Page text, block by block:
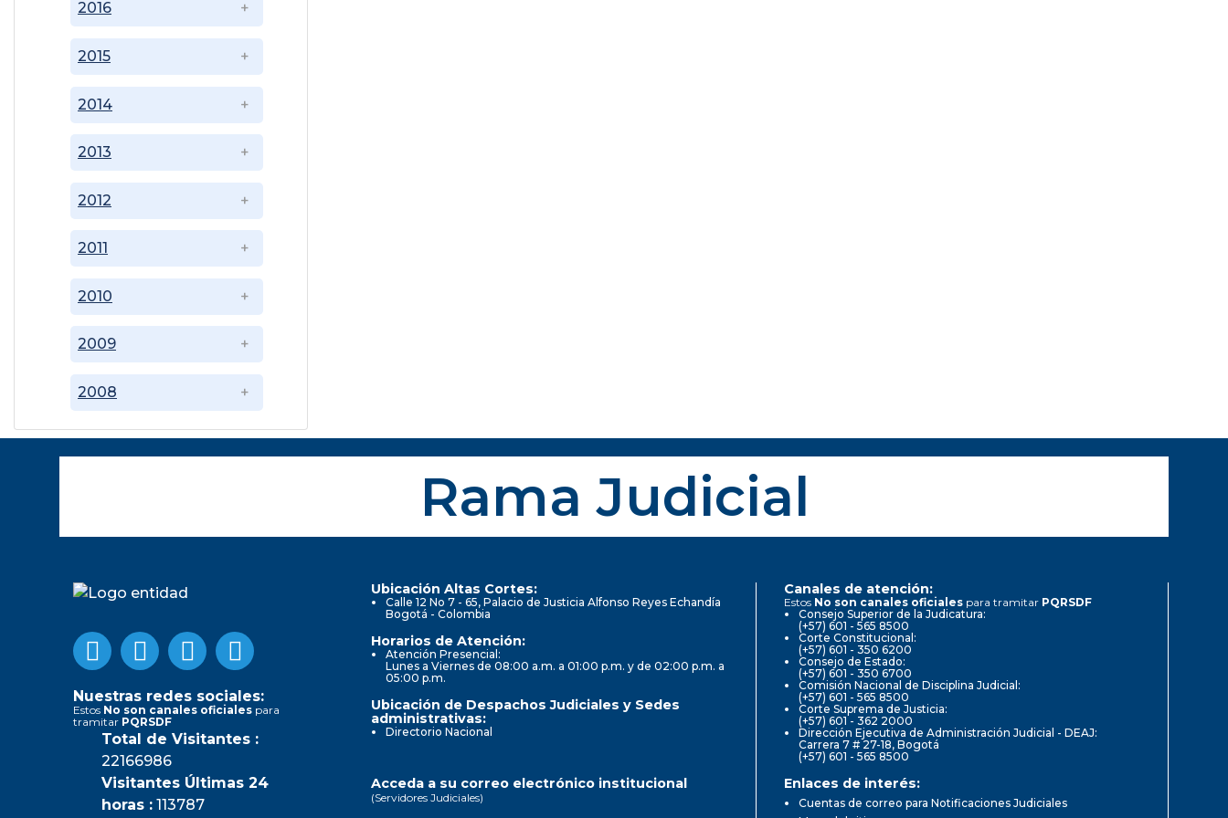
2008
2009
2010
2011
2012
2013
2014
2015
2016
Rama Judicial
Nuestras redes sociales:
Estos No son canales oficiales para
tramitar PQRSDF
Total de Visitantes :
22166986
Visitantes Últimas 24
horas : 113787
Ubicación Altas Cortes:
Calle 12 No 7 - 65, Palacio de Justicia Alfonso Reyes Echandía
Bogotá - Colombia
Horarios de Atención:
Atención Presencial:
Lunes a Viernes de 08:00 a.m. a 01:00 p.m. y de 02:00 p.m. a
05:00 p.m.
Ubicación de Despachos Judiciales y Sedes
administrativas:
Directorio Nacional
Canales de atención:
Estos No son canales oficiales para tramitar PQRSDF
Consejo Superior de la Judicatura:
(+57) 601 - 565 8500
Corte Constitucional:
(+57) 601 - 350 6200
Consejo de Estado:
(+57) 601 - 350 6700
Comisión Nacional de Disciplina Judicial:
(+57) 601 - 565 8500
Corte Suprema de Justicia:
(+57) 601 - 362 2000
Dirección Ejecutiva de Administración Judicial - DEAJ:
Carrera 7 # 27-18, Bogotá
(+57) 601 - 565 8500
Acceda a su correo electrónico institucional
(Servidores Judiciales)
Enlaces de interés:
Cuentas de correo para Notificaciones Judiciales